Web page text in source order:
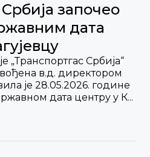
започео
дата
„Транспортгас Србија“
в.д. директором
је 28.05.2026. године
дата центру у К...